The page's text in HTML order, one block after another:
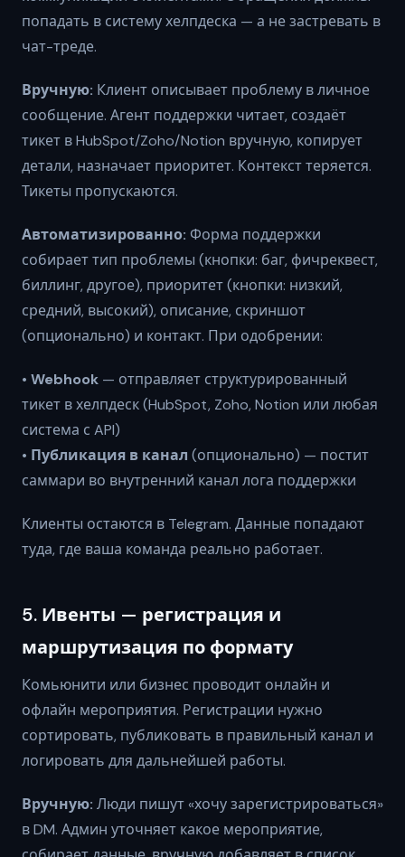
попадать в систему хелпдеска — а не застревать в
чат-треде.
Вручную: Клиент описывает проблему в личное
сообщение. Агент поддержки читает, создаёт
тикет в HubSpot/Zoho/Notion вручную, копирует
детали, назначает приоритет. Контекст теряется.
Тикеты пропускаются.
Автоматизированно: Форма поддержки
собирает тип проблемы (кнопки: баг, фичреквест,
биллинг, другое), приоритет (кнопки: низкий,
средний, высокий), описание, скриншот
(опционально) и контакт. При одобрении:
• Webhook — отправляет структурированный
тикет в хелпдеск (HubSpot, Zoho, Notion или любая
система с API)
• Публикация в канал (опционально) — постит
саммари во внутренний канал лога поддержки
Клиенты остаются в Telegram. Данные попадают
туда, где ваша команда реально работает.
5. Ивенты — регистрация и
маршрутизация по формату
Комьюнити или бизнес проводит онлайн и
офлайн мероприятия. Регистрации нужно
сортировать, публиковать в правильный канал и
логировать для дальнейшей работы.
Вручную: Люди пишут «хочу зарегистрироваться»
в DM. Админ уточняет какое мероприятие,